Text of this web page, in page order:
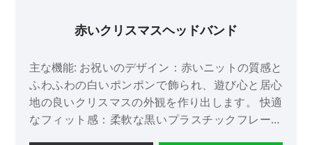
赤いクリスマスヘッドバンド
主な機能: お祝いのデザイン：赤いニットの質感と
ふわふわの白いポンポンで飾られ、遊び心と居心
地の良いクリスマスの外観を作り出します。 快適
なフィット感：柔軟な黒いプラスチックフレーム